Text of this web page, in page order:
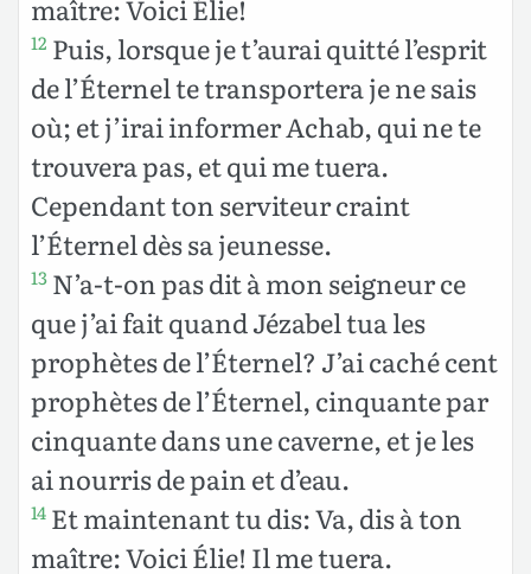
maître: Voici Élie!
12 Puis, lorsque je t’aurai quitté l’esprit
de l’Éternel te transportera je ne sais
où; et j’irai informer Achab, qui ne te
trouvera pas, et qui me tuera.
Cependant ton serviteur craint
l’Éternel dès sa jeunesse.
13 N’a-t-on pas dit à mon seigneur ce
que j’ai fait quand Jézabel tua les
prophètes de l’Éternel? J’ai caché cent
prophètes de l’Éternel, cinquante par
cinquante dans une caverne, et je les
ai nourris de pain et d’eau.
14 Et maintenant tu dis: Va, dis à ton
maître: Voici Élie! Il me tuera.